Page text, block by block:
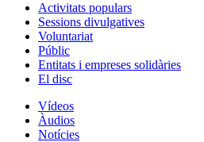
Activitats populars
Sessions divulgatives
Voluntariat
Públic
Entitats i empreses solidàries
El disc
Vídeos
Àudios
Notícies